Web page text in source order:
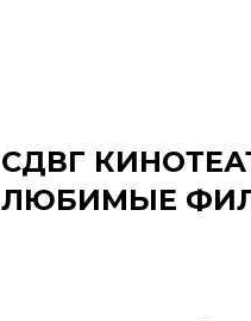
СДВГ
ЛЮБИМЫЕ